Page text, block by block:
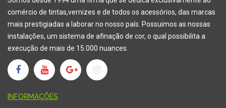
comércio de tintas,vernizes e de todos os acessórios, das marcas
mais prestigiadas a laborar no nosso país. Possuimos as nossas
instalações, um sistema de afinação de cor, o qual possibilita a
execução de mais de 15.000 nuances.
INFORMAÇÕES